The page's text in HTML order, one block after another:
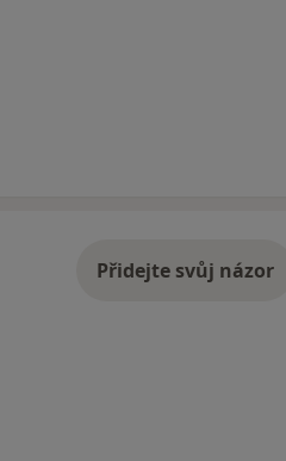
Přidejte svůj názor